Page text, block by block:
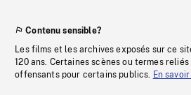
Contenu sensible?
Les films et les archives exposés sur ce
120 ans. Certaines scènes ou termes
offensants pour certains publics. En